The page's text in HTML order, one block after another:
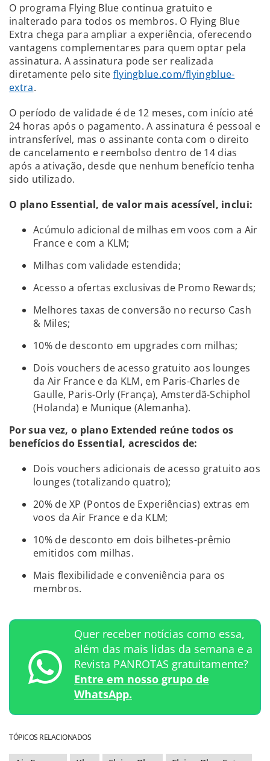
O programa Flying Blue continua gratuito e
inalterado para todos os membros. O Flying Blue
Extra chega para ampliar a experiência, oferecendo
vantagens complementares para quem optar pela
assinatura. A assinatura pode ser realizada
diretamente pelo site flyingblue.com/flyingblue-
extra.
O período de validade é de 12 meses, com início até
24 horas após o pagamento. A assinatura é pessoal e
intransferível, mas o assinante conta com o direito
de cancelamento e reembolso dentro de 14 dias
após a ativação, desde que nenhum benefício tenha
sido utilizado.
O plano Essential, de valor mais acessível, inclui:
Acúmulo adicional de milhas em voos com a Air
France e com a KLM;
Milhas com validade estendida;
Acesso a ofertas exclusivas de Promo Rewards;
Melhores taxas de conversão no recurso Cash
& Miles;
10% de desconto em upgrades com milhas;
Dois vouchers de acesso gratuito aos lounges
da Air France e da KLM, em Paris-Charles de
Gaulle, Paris-Orly (França), Amsterdã-Schiphol
(Holanda) e Munique (Alemanha).
Por sua vez, o plano Extended reúne todos os
benefícios do Essential, acrescidos de:
Dois vouchers adicionais de acesso gratuito aos
lounges (totalizando quatro);
20% de XP (Pontos de Experiências) extras em
voos da Air France e da KLM;
10% de desconto em dois bilhetes-prêmio
emitidos com milhas.
Mais flexibilidade e conveniência para os
membros.
Quer receber notícias como essa,
além das mais lidas da semana e a
Revista PANROTAS gratuitamente?
Entre em nosso grupo de
WhatsApp.
TÓPICOS RELACIONADOS